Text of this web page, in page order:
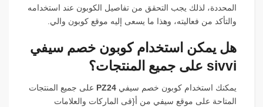
المحددة، لذلك يجب التحقق من تفاصيل الكوبون عند استخدامه
والتأكد من فعاليته، وهذا ما يسعى إليه موقع كوبون والي.
هل يمكن استخدام كوبون خصم سيفي
sivvi على جميع المنتجات؟
يمكنك استخدام كوبون خصم سيفي PZ24على جميع المنتجات
المتاحة على موقع سيفي من أ{قى الماركات والعلامات